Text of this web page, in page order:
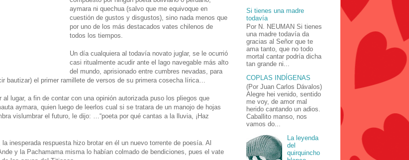
aymara ni quechua (salvo que me equivoque en
cuestión de gustos y disgustos), sino nada menos que
por uno de los más destacados vates chilenos de
todos los tiempos.
Un día cualquiera al todavía novato juglar, se le ocurrió
casi ritualmente acudir ante el lago navegable más alto
del mundo, aprisionado entre cumbres nevadas, para
bautizar) el primer ramillete de versos de su primera cosecha lírica…
al lugar, a fin de contar con una opinión autorizada puso los pliegos que
aymara, quien luego de leerlos cual si se tratara de un manojo de hojas
vislumbrar el futuro, le dijo: …“poeta por qué cantas a la lluvia, ¡Haz
inesperada respuesta hizo brotar en él un nuevo torrente de poesía. Al
y la Pachamama misma lo habían colmado de bendiciones, pues el vate
Si tienes una madre
todavía
Por N. NEUMAN Si tienes
una madre todavía da
gracias al Señor que te
ama tanto, que no todo
mortal cantar podría dicha
tan grande ni...
COPLAS INDÍGENAS
(Por Juan Carlos Dávalos)
Alegre hei venido, sentido
me voy, de amor mal
herido cantando un adios.
Caballito manso, nos
vamos do...
La leyenda
del
quirquincho